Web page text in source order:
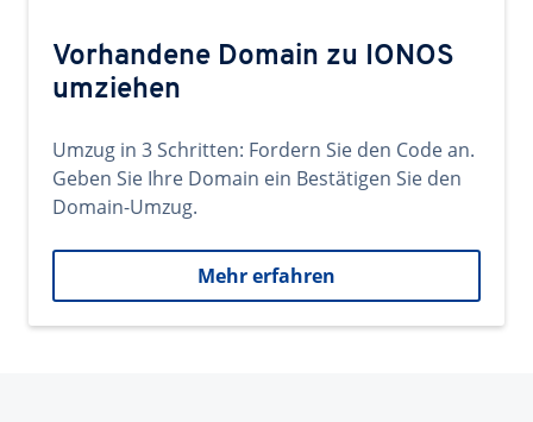
Vorhandene Domain zu IONOS
umziehen
Umzug in 3 Schritten: Fordern Sie den Code an.
Geben Sie Ihre Domain ein Bestätigen Sie den
Domain-Umzug.
Mehr erfahren